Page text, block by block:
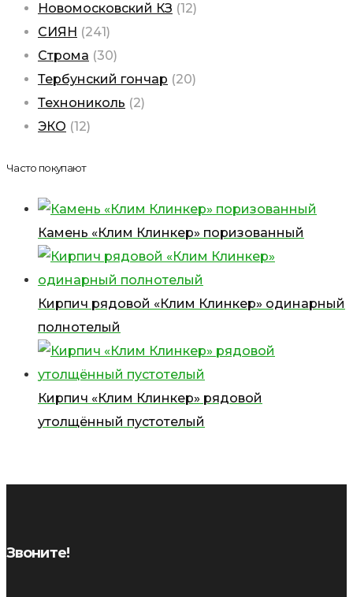
Новомосковский КЗ (12)
СИЯН (241)
Строма (30)
Тербунский гончар (20)
Технониколь (2)
ЭКО (12)
Часто покупают
Камень «Клим Клинкер» поризованный
Кирпич рядовой «Клим Клинкер» одинарный
полнотелый
Кирпич «Клим Клинкер» рядовой
утолщённый пустотелый
Звоните!